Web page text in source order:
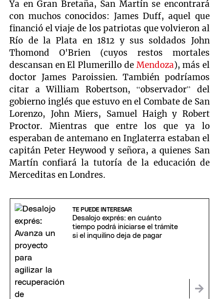
Ya en Gran Bretaña, San Martín se encontrará
con muchos conocidos: James Duff, aquel que
financió el viaje de los patriotas que volvieron al
Río de la Plata en 1812 y sus soldados John
Thomond O'Brien (cuyos restos mortales
descansan en El Plumerillo de Mendoza), más el
doctor James Paroissien. También podríamos
citar a William Robertson, “observador” del
gobierno inglés que estuvo en el Combate de San
Lorenzo, John Miers, Samuel Haigh y Robert
Proctor. Mientras que entre los que ya lo
esperaban de antemano en Inglaterra estaban el
capitán Peter Heywood y señora, a quienes San
Martín confiará la tutoría de la educación de
Merceditas en Londres.
TE PUEDE INTERESAR
Desalojo exprés: en cuánto
tiempo podrá iniciarse el trámite
si el inquilino deja de pagar